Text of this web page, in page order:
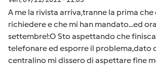
A me la rivista arriva,tranne la prima
richiedere e che mi han mandato...ed
settembre!:O Sto aspettando che
telefonare ed esporre il problema,dato
centralino mi dissero di aspettare fine